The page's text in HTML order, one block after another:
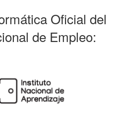
Oficial del
de Empleo: